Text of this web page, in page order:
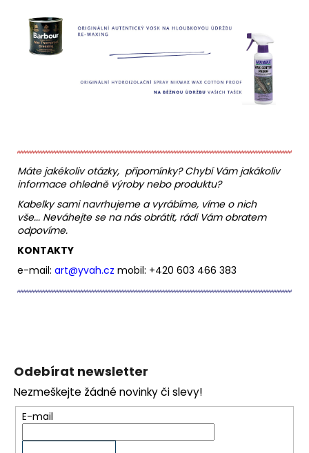
Máte jakékoliv otázky, připomínky?Chybí Vám jakákoliv
informace ohledně výroby nebo produktu?
Kabelky sami navrhujeme a vyrábíme, víme o nich
vše... Neváhejte se na nás obrátit, rádi Vám obratem
odpovíme.
KONTAKTY
e-mail: art@yvah.cz mobil: +420 603 466 383
Odebírat newsletter
Nezmeškejte žádné novinky či slevy!
E-mail